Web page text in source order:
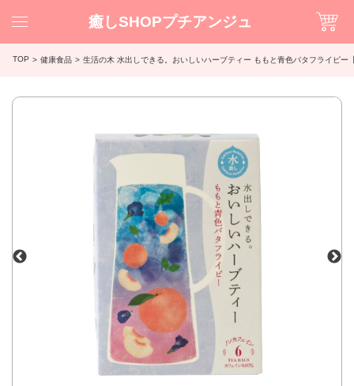
癒しSHOPプチアンジュ
TOP 健康食品 生活の木 水出しできる。おいしいハーブティー ももと青色バタフライピー